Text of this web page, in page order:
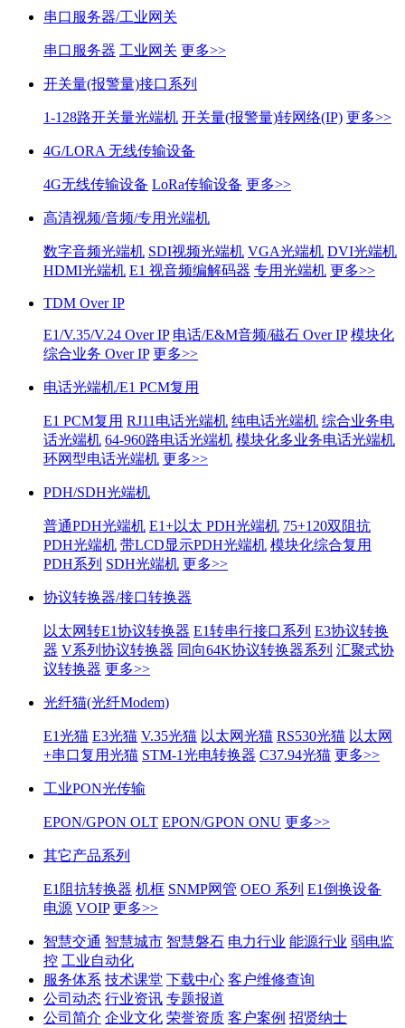
串口服务器/工业网关
串口服务器 工业网关 更多>>
开关量(报警量)接口系列
1-128路开关量光端机 开关量(报警量)转网络(IP) 更多>>
4G/LORA 无线传输设备
4G无线传输设备 LoRa传输设备 更多>>
高清视频/音频/专用光端机
数字音频光端机 SDI视频光端机 VGA光端机 DVI光端机
HDMI光端机 E1 视音频编解码器 专用光端机 更多>>
TDM Over IP
E1/V.35/V.24 Over IP 电话/E&M音频/磁石 Over IP 模块化
综合业务 Over IP 更多>>
电话光端机/E1 PCM复用
E1 PCM复用 RJ11电话光端机 纯电话光端机 综合业务电
话光端机 64-960路电话光端机 模块化多业务电话光端机
环网型电话光端机 更多>>
PDH/SDH光端机
普通PDH光端机 E1+以太 PDH光端机 75+120双阻抗
PDH光端机 带LCD显示PDH光端机 模块化综合复用
PDH系列 SDH光端机 更多>>
协议转换器/接口转换器
以太网转E1协议转换器 E1转串行接口系列 E3协议转换
器 V系列协议转换器 同向64K协议转换器系列 汇聚式协
议转换器 更多>>
光纤猫(光纤Modem)
E1光猫 E3光猫 V.35光猫 以太网光猫 RS530光猫 以太网
+串口复用光猫 STM-1光电转换器 C37.94光猫 更多>>
工业PON光传输
EPON/GPON OLT EPON/GPON ONU 更多>>
其它产品系列
E1阻抗转换器 机框 SNMP网管 OEO 系列 E1倒换设备
电源 VOIP 更多>>
智慧交通 智慧城市 智慧磐石 电力行业 能源行业 弱电监
控 工业自动化
服务体系 技术课堂 下载中心 客户维修查询
公司动态 行业资讯 专题报道
公司简介 企业文化 荣誉资质 客户案例 招贤纳士